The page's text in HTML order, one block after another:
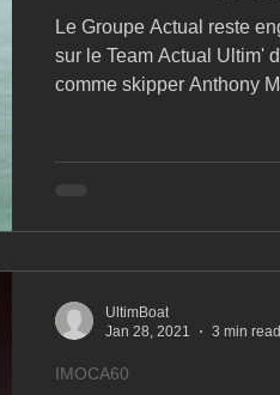
Le Groupe Actual reste
sur le Team Actual Ultim'
comme skipper Anthony
IMOCA60
UltimBoat
Jan 28, 2021
3 min read